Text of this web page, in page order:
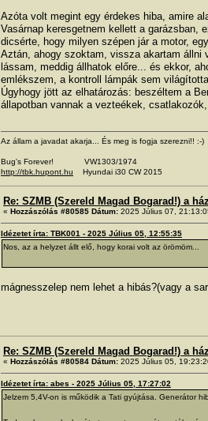
Azóta volt megint egy érdekes hiba, amire
Vasárnap keresgetnem kellett a garázsban,
dicsérte, hogy milyen szépen jár a motor,
Aztán, ahogy szoktam, vissza akartam állni
lássam, meddig állhatok előre... és ekkor,
emlékszem, a kontroll lámpák sem
Úgyhogy jött az elhatározás: beszéltem a
állapotban vannak a vezteékek,
Az állam a javadat akarja... És meg is fogja szerezni!! :-)
Bug's Forever! VW1303/1974
http://tbk.hupont.hu Hyundai i30 CW 2015
Re: SZMB (Szereld Magad Bogarad!) a
« Hozzászólás #80585 Dátum: 2025 Július 07,
Idézetet írta: TBK001 - 2025 Július 05, 12:55:35
Nos, az a helyzet állt elő, hogy korai volt az örömöm...
mágnesszelep nem lehet a hibás?(vagy a
Re: SZMB (Szereld Magad Bogarad!) a
« Hozzászólás #80584 Dátum: 2025 Július 05,
Idézetet írta: abes - 2025 Július 05, 17:27:02
Jelzem 5,4V-on is működik a Tati gyújtása. Generátor